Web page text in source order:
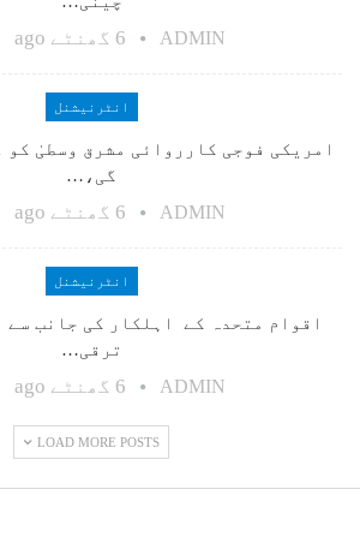
ADMIN 6 گھنٹے ago
انٹرنیشنل
امریکی فوجی کارروائی مشرق وسطیٰ کو
گی،…
ADMIN 6 گھنٹے ago
انٹرنیشنل
اقوام متحدہ کے اہلکار کی جانب سے
ترقی…
ADMIN 6 گھنٹے ago
LOAD MORE POSTS